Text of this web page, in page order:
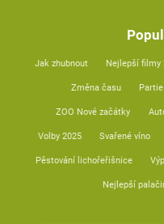
Jak zhubnout Nejlepší filmy
Změna času Partie
ZOO Nové začátky
Volby 2025 Svařené víno
Pěstování lichořeřišnice
Nejlepší